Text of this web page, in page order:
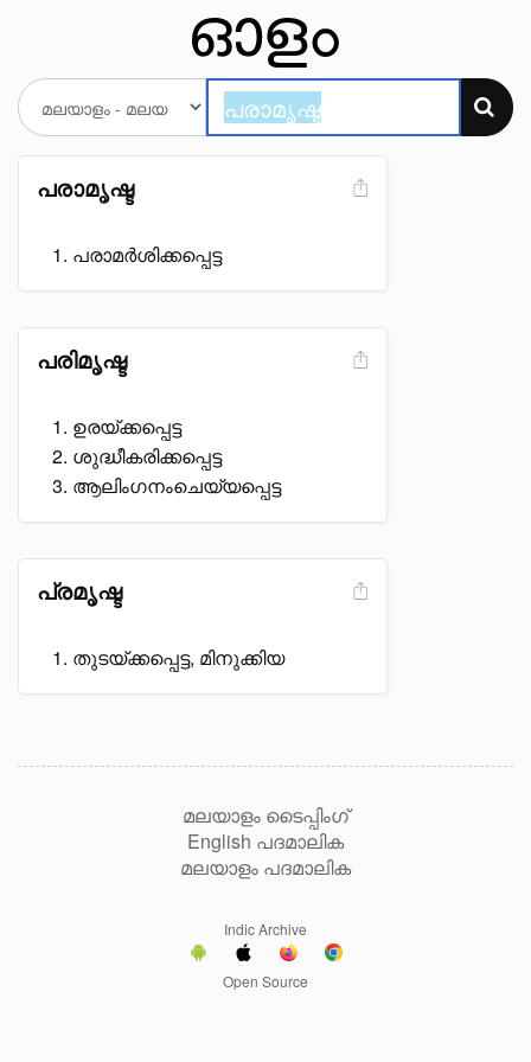
പരാമൃഷ്ട
പരാമർശിക്കപ്പെട്ട
പരിമൃഷ്ട
ഉരയ്ക്കപ്പെട്ട
ശുദ്ധീകരിക്കപ്പെട്ട
ആലിംഗനംചെയ്യപ്പെട്ട
പ്രമൃഷ്ട
തുടയ്ക്കപ്പെട്ട, മിനുക്കിയ
മലയാളം ടൈപ്പിംഗ്
English പദമാലിക
മലയാളം പദമാലിക
Indic Archive
Open Source